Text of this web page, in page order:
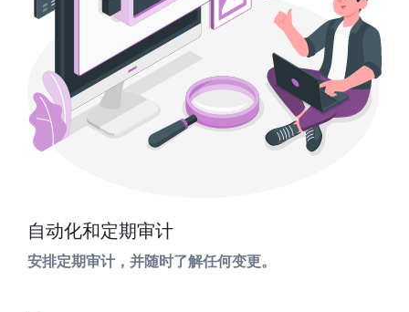
自动化和定期审计
安排定期审计，并随时了解任何变更。